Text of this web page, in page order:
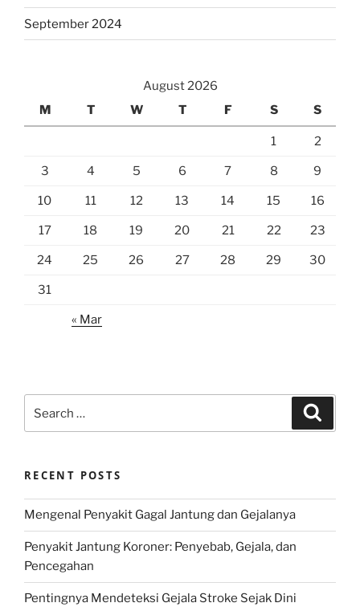
September 2024
August 2026
M
T W T F S S
1 2
3 4 5 6 7 8 9
10 11 12 13 14 15 16
17 18 19 20 21 22 23
24 25 26 27 28 29 30
31
« Mar
for:
RECENT POSTS
Mengenal Penyakit Gagal Jantung dan Gejalanya
Penyakit Jantung Koroner: Penyebab, Gejala, dan
Pencegahan
Pentingnya Mendeteksi Gejala Stroke Sejak Dini